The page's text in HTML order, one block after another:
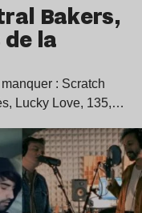
Bakers,
la
: Scratch
Lucky Love, 135,…